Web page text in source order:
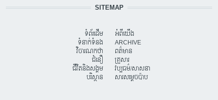
SITEMAP
ទំព័រដើម
ទំនាក់ទំនង
វិចារណកថា
ជំនឿ
ជីវិតនិងសង្គម
បរិស្ថាន
អំពីយើង
ARCHIVE
ពត៌មាន
គ្រួសារ
វប្បធម៌/សាសនា
សារសម្តេចប៉ាប